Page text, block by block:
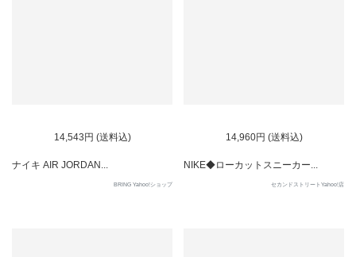
14,543円 (送料込)
ナイキ AIR JORDAN...
BRING Yahoo!ショップ
14,960円 (送料込)
NIKE◆ローカットスニーカー...
セカンドストリートYahoo!店